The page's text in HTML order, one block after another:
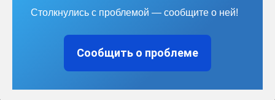
Столкнулись с проблемой — сообщите о ней!
Сообщить о проблеме